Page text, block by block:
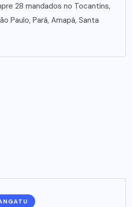
28 mandados no Tocantins,
Paulo, Pará, Amapá, Santa